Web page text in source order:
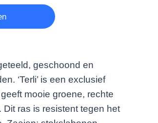
geschoond en
‘Terli’ is een exclusief
geeft mooie groene, rechte
ras is resistent tegen het